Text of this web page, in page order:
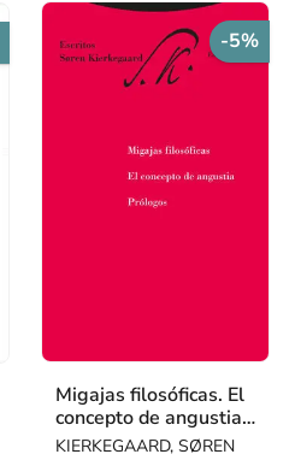
-5%
Migajas filosóficas. El
concepto de angustia.
Prólogos
KIERKEGAARD, SØREN